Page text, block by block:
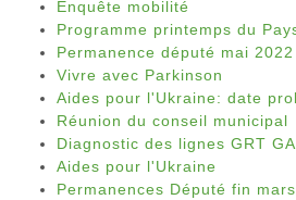
Enquête mobilité
Programme printemps du
Permanence député mai 2022
Vivre avec Parkinson
Aides pour l'Ukraine: date
Réunion du conseil municipal
Diagnostic des lignes GRT
Aides pour l'Ukraine
Permanences Député fin